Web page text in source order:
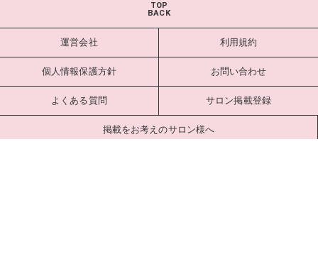
TOP
BACK
運営会社 利用規約
個人情報保護方針 お問い合わせ
よくある質問 サロン掲載登録
掲載をお考えのサロン様へ